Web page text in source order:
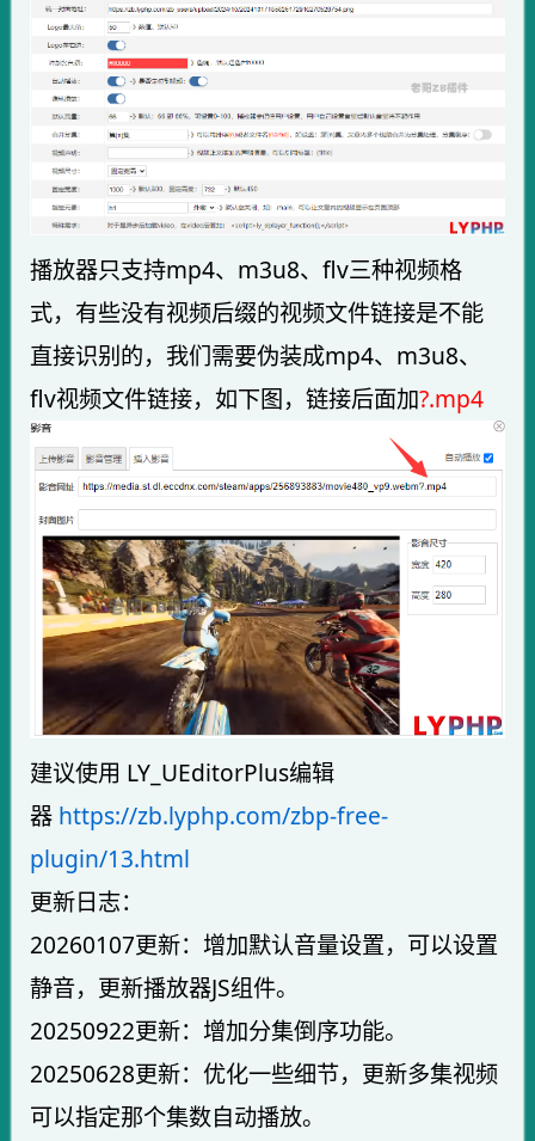
播放器只支持mp4、m3u8、flv三种视频格
式，有些没有视频后缀的视频文件链接是不能
直接识别的，我们需要伪装成mp4、m3u8、
flv视频文件链接，如下图，链接后面加?.mp4
建议使用 LY_UEditorPlus编辑
器 https://zb.lyphp.com/zbp-free-
plugin/13.html
更新日志：
20260107更新：增加默认音量设置，可以设置
静音，更新播放器JS组件。
20250922更新：增加分集倒序功能。
20250628更新：优化一些细节，更新多集视频
可以指定那个集数自动播放。